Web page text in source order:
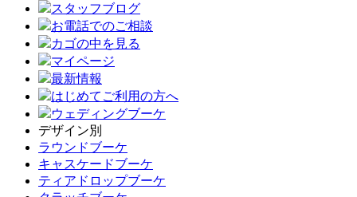
スタッフブログ
お電話でのご相談
カゴの中を見る
マイページ
最新情報
はじめてご利用の方へ
ウェディングブーケ
デザイン別
ラウンドブーケ
キャスケードブーケ
ティアドロップブーケ